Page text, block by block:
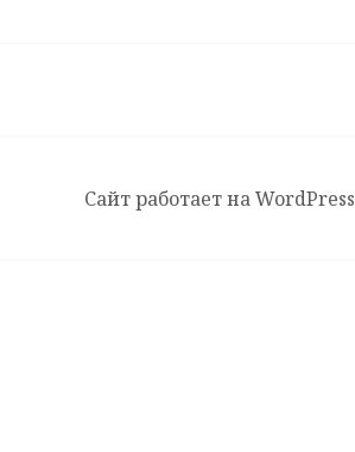
Сайт работает на WordPress